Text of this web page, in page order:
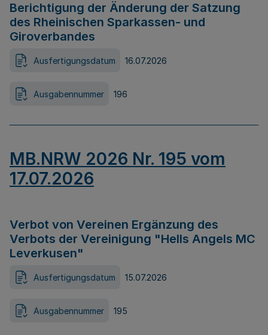
Berichtigung der Änderung der Satzung
des Rheinischen Sparkassen- und
Giroverbandes
Ausfertigungsdatum 16.07.2026
Ausgabennummer 196
MB.NRW 2026 Nr. 195 vom
17.07.2026
Verbot von Vereinen Ergänzung des
Verbots der Vereinigung "Hells Angels MC
Leverkusen"
Ausfertigungsdatum 15.07.2026
Ausgabennummer 195